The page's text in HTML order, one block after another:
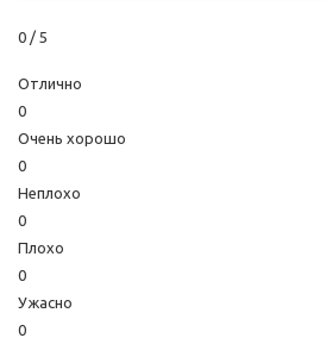
0 / 5
Отлично
0
Очень хорошо
0
Неплохо
0
Плохо
0
Ужасно
0